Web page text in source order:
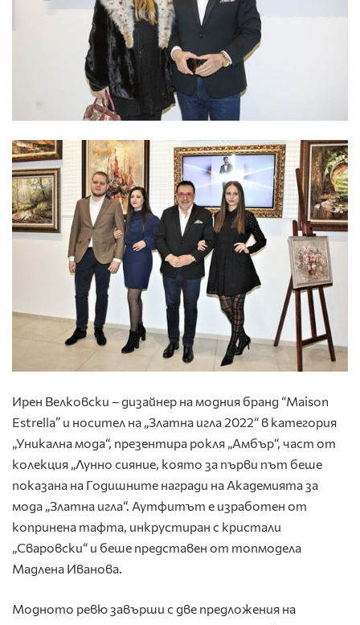
Ирен Велковски – дизайнер на модния бранд “Maison
Estrella” и носител на „Златна игла 2022“ в категория
„Уникална мода“, презентира рокля „Амбър“, част от
колекция „Лунно сияние, която за първи път беше
показана на Годишните награди на Академията за
мода „Златна игла“. Аутфитът е изработен от
копринена тафта, инкрустиран с кристали
„Сваровски“ и беше представен от топмодела
Мадлена Иванова.
Модното ревю завърши с две предложения на